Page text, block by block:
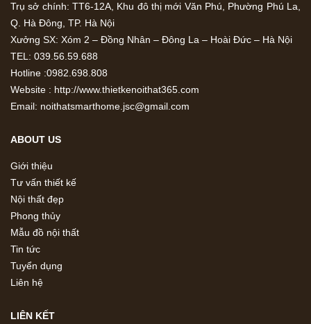
Trụ sở chính: TT6-12A, Khu đô thị mới Văn Phú, Phường Phú La,
Q. Hà Đông, TP. Hà Nội
Xưởng SX: Xóm 2 – Đồng Nhân – Đông La – Hoài Đức – Hà Nội
TEL: 039.56.59.688
Hotline :0982.698.808
Website : http://www.thietkenoithat365.com
Email: noithatsmarthome.jsc@gmail.com
ABOUT US
Giới thiệu
Tư vấn thiết kế
Nội thất đẹp
Phong thủy
Mẫu đồ nội thất
Tin tức
Tuyển dụng
Liên hệ
LIÊN KẾT